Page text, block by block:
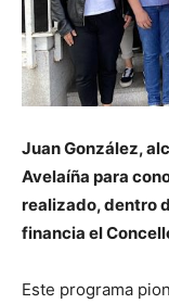
Juan González,
Avelaíña para
realizado, dentro
financia el
Este programa